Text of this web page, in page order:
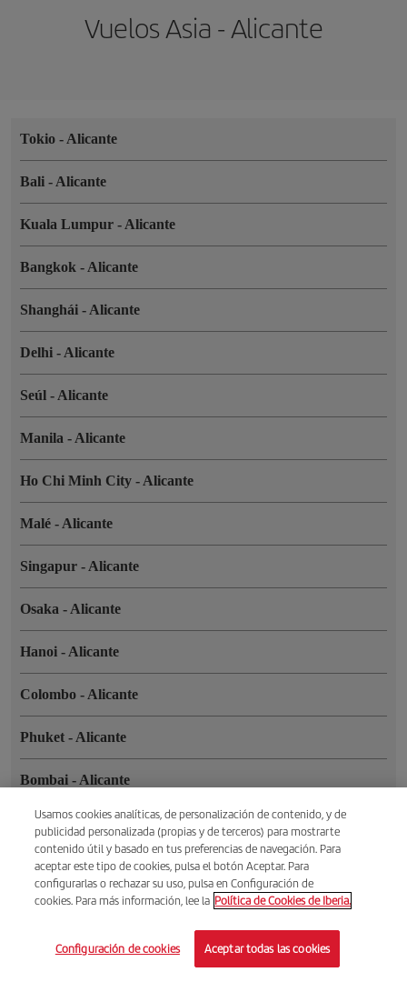
Vuelos Asia - Alicante
Tokio - Alicante
Bali - Alicante
Kuala Lumpur - Alicante
Bangkok - Alicante
Shanghái - Alicante
Delhi - Alicante
Seúl - Alicante
Manila - Alicante
Ho Chi Minh City - Alicante
Malé - Alicante
Singapur - Alicante
Osaka - Alicante
Hanoi - Alicante
Colombo - Alicante
Phuket - Alicante
Bombai - Alicante
Yakarta -Alicante
Guangzhou-Alicante
Lahore- Alicante
Chongqing-Alicante
Usamos cookies analíticas, de personalización de contenido, y de
publicidad personalizada (propias y de terceros) para mostrarte
contenido útil y basado en tus preferencias de navegación. Para
aceptar este tipo de cookies, pulsa el botón Aceptar. Para
configurarlas o rechazar su uso, pulsa en Configuración de
cookies. Para más información, lee la Política de Cookies de Iberia.
Configuración de cookies Aceptar todas las cookies